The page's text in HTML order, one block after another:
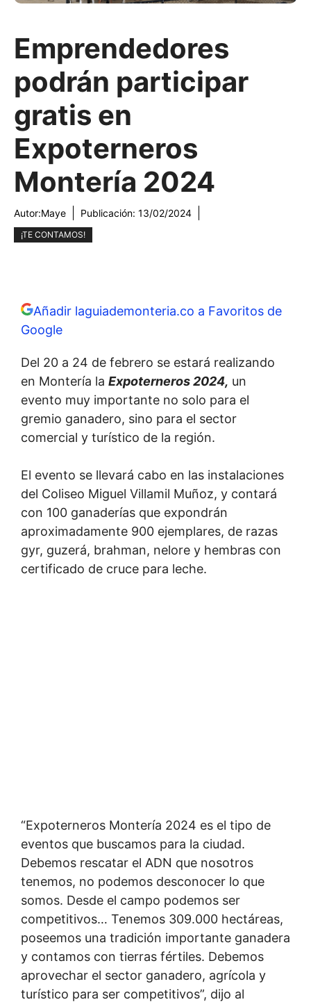
Emprendedores
podrán participar
gratis en
Expoterneros
Montería 2024
Autor:Maye Publicación: 13/02/2024
¡TE CONTAMOS!
Añadir laguiademonteria.co a Favoritos de
Google
Del 20 a 24 de febrero se estará realizando
en Montería la Expoterneros 2024, un
evento muy importante no solo para el
gremio ganadero, sino para el sector
comercial y turístico de la región.
El evento se llevará cabo en las instalaciones
del Coliseo Miguel Villamil Muñoz, y contará
con 100 ganaderías que expondrán
aproximadamente 900 ejemplares, de razas
gyr, guzerá, brahman, nelore y hembras con
certificado de cruce para leche.
“Expoterneros Montería 2024 es el tipo de
eventos que buscamos para la ciudad.
Debemos rescatar el ADN que nosotros
tenemos, no podemos desconocer lo que
somos. Desde el campo podemos ser
competitivos… Tenemos 309.000 hectáreas,
poseemos una tradición importante ganadera
y contamos con tierras fértiles. Debemos
aprovechar el sector ganadero, agrícola y
turístico para ser competitivos”, dijo al